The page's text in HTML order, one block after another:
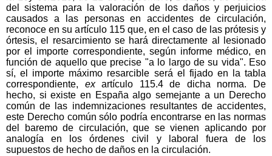
del sistema para la valoración de los daños y perjuicios
causados a las personas en accidentes de circulación,
reconoce en su artículo 115 que, en el caso de las prótesis y
órtesis, el resarcimiento se hará directamente al lesionado
por el importe correspondiente, según informe médico, en
función de aquello que precise "a lo largo de su vida". Eso
sí, el importe máximo resarcible será el fijado en la tabla
correspondiente, exartículo 115.4 de dicha norma. De
hecho, si existe en España algo semejante a un Derecho
común de las indemnizaciones resultantes de accidentes,
este Derecho común sólo podría encontrarse en las normas
del baremo de circulación, que se vienen aplicando por
analogía en los órdenes civil y laboral fuera de los
supuestos de hecho de daños en la circulación.